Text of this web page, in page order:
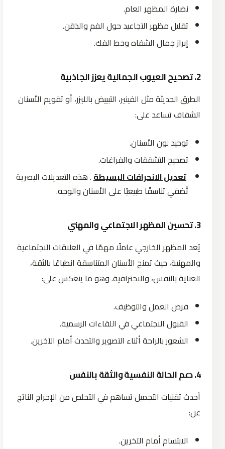
نضارة المظهر العام.
تقليل مظهر التجاعيد حول الفم والذقن.
إبراز جمال الشفاه وخط الفك.
2. تصحيح العيوب الجمالية يعزز الجاذبية
الطرق الحديثة مثل الفينير، التبييض بالليزر، أو تقويم الأسنان
الشفاف تساعد على:
توحيد لون الأسنان.
تصحيح التشققات والفراغات.
تعديل الانحرافات البسيطة. هذه التعديلات البصرية
تُضفي تناسقًا طبيعيًا على الأسنان والوجه.
3. تحسين المظهر الاجتماعي والمهني
يُعد المظهر الخارجي عاملًا مهمًا في العلاقات الاجتماعية
والمهنية، حيث تمنح الأسنان المتناسقة انطباعًا بالثقة،
العناية بالنفس، والاحترافية. وهو ما ينعكس على:
فرص العمل والتوظيف.
القبول الاجتماعي في اللقاءات الرسمية.
الشعور بالراحة أثناء التصوير والتحدث أمام الآخرين.
4. دعم الحالة النفسية والثقة بالنفس
أحدث تقنيات التجميل تساهم في التخلص من الإحراج الناتج
عن:
الابتسام أمام الآخرين.